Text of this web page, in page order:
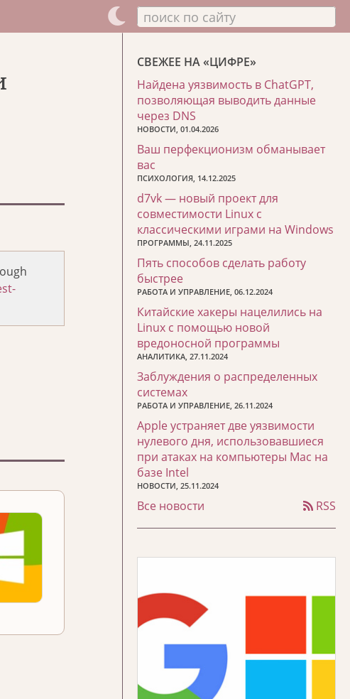
поиск по сайту
СВЕЖЕЕ НА «ЦИФРЕ»
Найдена уязвимость в ChatGPT,
позволяющая выводить данные
через DNS
НОВОСТИ, 01.04.2026
Ваш перфекционизм обманывает
вас
ПСИХОЛОГИЯ, 14.12.2025
d7vk — новый проект для
совместимости Linux с
классическими играми на Windows
ПРОГРАММЫ, 24.11.2025
Пять способов сделать работу
быстрее
РАБОТА И УПРАВЛЕНИЕ, 06.12.2024
Китайские хакеры нацелились на
Linux с помощью новой
вредоносной программы
АНАЛИТИКА, 27.11.2024
Заблуждения о распределенных
системах
РАБОТА И УПРАВЛЕНИЕ, 26.11.2024
Apple устраняет две уязвимости
нулевого дня, использовавшиеся
при атаках на компьютеры Mac на
базе Intel
НОВОСТИ, 25.11.2024
Все новости RSS